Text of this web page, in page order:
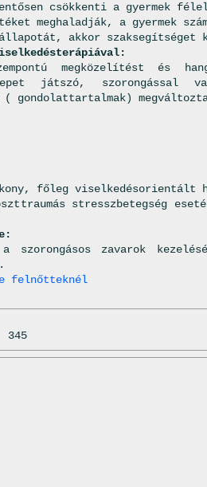
csökkenti a gyermek
meghaladják, a gyermek
akkor szaksegítséget
megközelítést és
játszó, szorongással
gondolattartalmak)
főleg viselkedésorientált
stresszbetegség
szorongásos zavarok
felnőtteknél
345